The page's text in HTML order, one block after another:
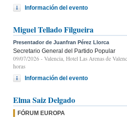
Información del evento
Miguel Tellado Filgueira
Presentador de Juanfran Pérez Llorca
Secretario General del Partido Popular
09/07/2026 - Valencia, Hotel Las Arenas de
horas
Información del evento
Elma Saiz Delgado
FÓRUM EUROPA